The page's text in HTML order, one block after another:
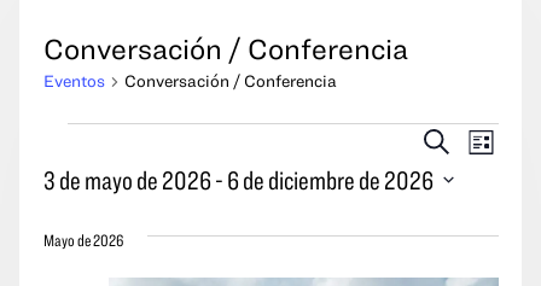
Conversación / Conferencia
Eventos Conversación / Conferencia
Eventos
Búsqueda
vistas
Buscar
vistas
de
Lista
3 de mayo de 2026 - 6 de diciembre de 2026
la
Mayo de 2026